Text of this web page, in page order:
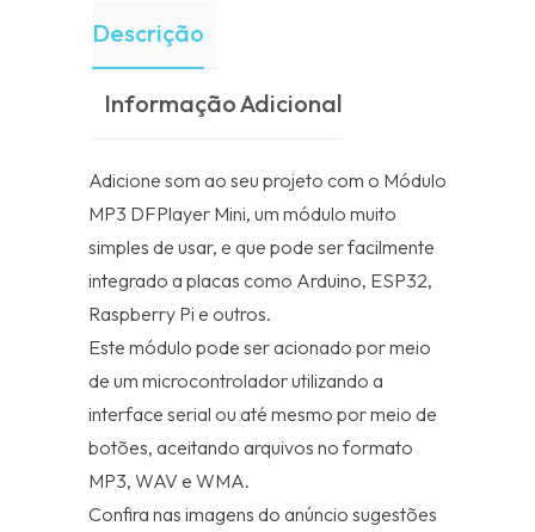
Descrição
Informação Adicional
Adicione som ao seu projeto com o Módulo
MP3 DFPlayer Mini, um módulo muito
simples de usar, e que pode ser facilmente
integrado a placas como Arduino, ESP32,
Raspberry Pi e outros.
Este módulo pode ser acionado por meio
de um microcontrolador utilizando a
interface serial ou até mesmo por meio de
botões, aceitando arquivos no formato
MP3, WAV e WMA.
Confira nas imagens do anúncio sugestões